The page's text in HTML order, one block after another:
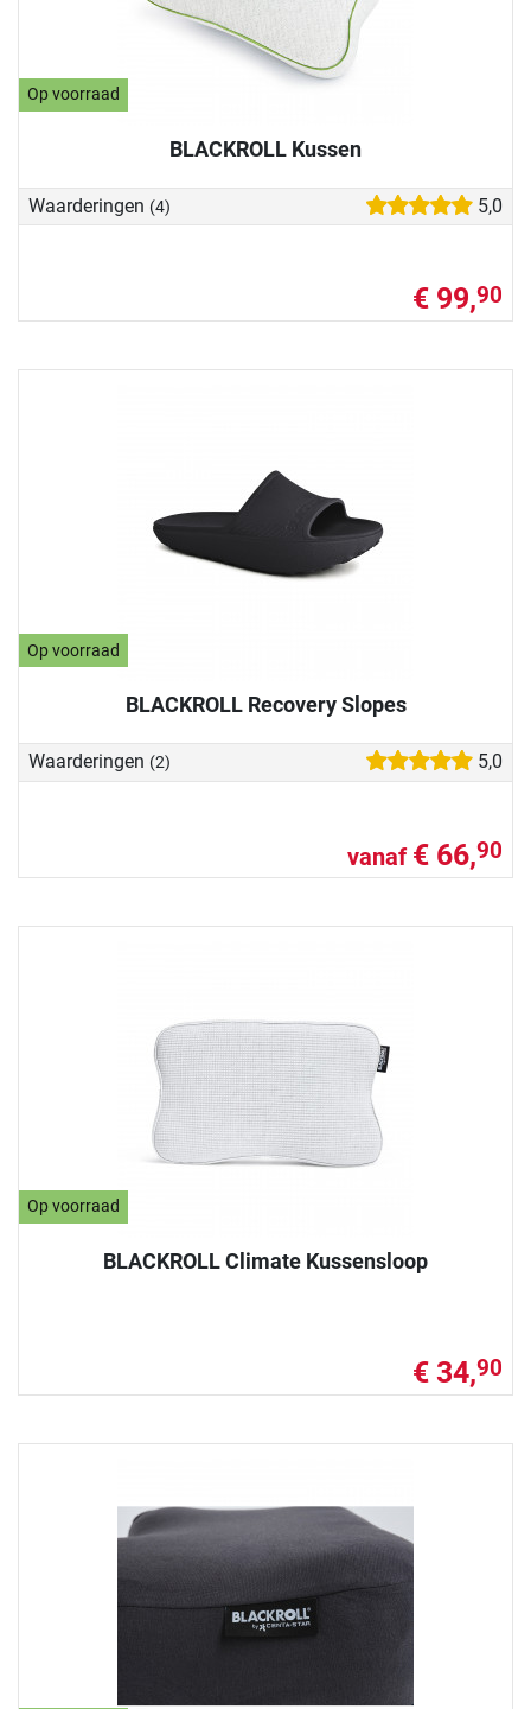
Op voorraad
BLACKROLL Kussen
Waarderingen (4) 5,0
€ 99,90
Op voorraad
BLACKROLL Recovery Slopes
Waarderingen (2) 5,0
vanaf € 66,90
Op voorraad
BLACKROLL Climate Kussensloop
€ 34,90